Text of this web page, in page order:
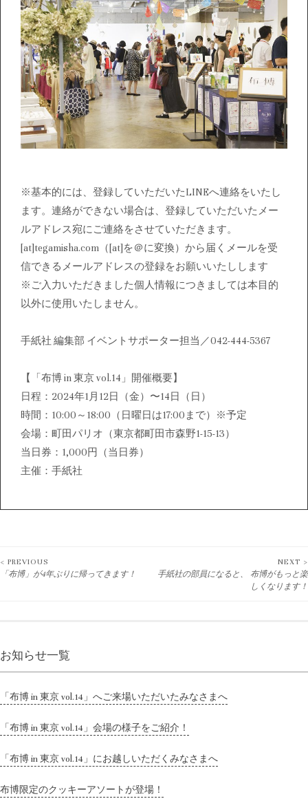
※基本的には、登録していただいたLINEへ連絡をいたし
ます。連絡ができない場合は、登録していただいたメー
ルアドレス宛にご連絡をさせていただきます。
[at]tegamisha.com（[at]を＠に変換）から届くメールを受
信できるメールアドレスの登録をお願いいたしします
※ご入力いただきました個人情報につきましては本目的
以外に使用いたしません。
手紙社 編集部 イベントサポーター担当／042-444-5367
【「布博 in 東京 vol.14」開催概要】
日程：2024年1月12日（金）〜14日（日）
時間：10:00～18:00（日曜日は17:00まで）※予定
会場：町田パリオ（東京都町田市森野1-15-13）
当日券：1,000円（当日券）
主催：手紙社
投
ビ
シ
ョ
ン
< PREVIOUS
「布博」が4年ぶりに帰ってきます！
NEXT >
手紙社の部員になると、 布博がもっと楽
しくなります！
お知らせ一覧
「布博 in 東京 vol.14」へご来場いただいたみなさまへ
「布博 in 東京 vol.14」会場の様子をご紹介！
「布博 in 東京 vol.14」にお越しいただくみなさまへ
布博限定のクッキーアソートが登場！